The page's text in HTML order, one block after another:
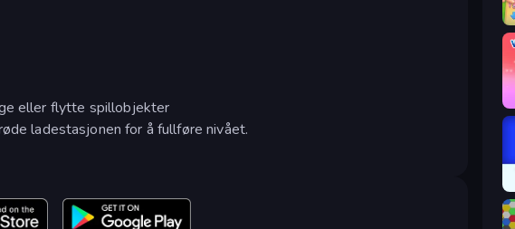
eller flytte spillobjekter
ladestasjonen for å fullføre nivået.